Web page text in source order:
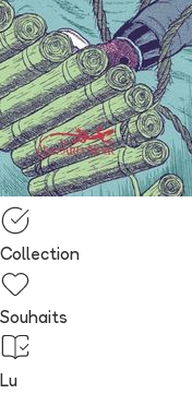
Collection
Souhaits
Lu